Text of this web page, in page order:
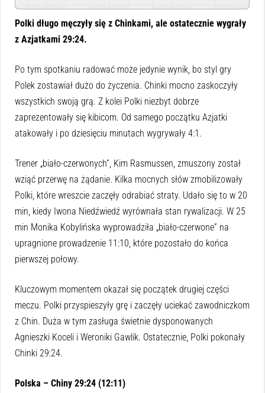
Polki długo męczyły się z Chinkami, ale ostatecznie wygrały
z Azjatkami 29:24.
Po tym spotkaniu radować może jedynie wynik, bo styl gry
Polek zostawiał dużo do życzenia. Chinki mocno zaskoczyły
wszystkich swoją grą. Z kolei Polki niezbyt dobrze
zaprezentowały się kibicom. Od samego początku Azjatki
atakowały i po dziesięciu minutach wygrywały 4:1.
Trener „biało-czerwonych”, Kim Rasmussen, zmuszony został
wziąć przerwę na żądanie. Kilka mocnych słów zmobilizowały
Polki, które wreszcie zaczęły odrabiać straty. Udało się to w 20
min, kiedy Iwona Niedźwiedź wyrównała stan rywalizacji. W 25
min Monika Kobylińska wyprowadziła „biało-czerwone” na
upragnione prowadzenie 11:10, które pozostało do końca
pierwszej połowy.
Kluczowym momentem okazał się początek drugiej części
meczu. Polki przyspieszyły grę i zaczęły uciekać zawodniczkom
z Chin. Duża w tym zasługa świetnie dysponowanych
Agnieszki Koceli i Weroniki Gawlik. Ostatecznie, Polki pokonały
Chinki 29:24.
Polska – Chiny 29:24 (12:11)